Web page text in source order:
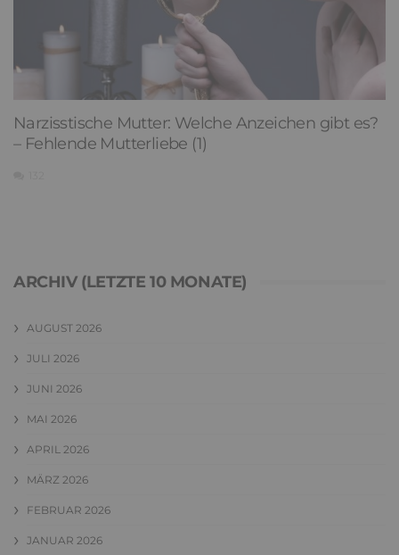
Narzisstische Mutter: Welche Anzeichen gibt es?
– Fehlende Mutterliebe (1)
ARCHIV (LETZTE 10 MONATE)
AUGUST 2026
JULI 2026
JUNI 2026
MAI 2026
APRIL 2026
MÄRZ 2026
FEBRUAR 2026
JANUAR 2026